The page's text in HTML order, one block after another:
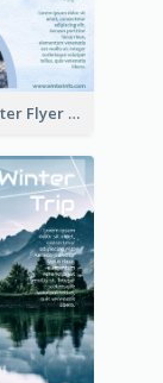
Simple Winter Flyer With Snow Decorations